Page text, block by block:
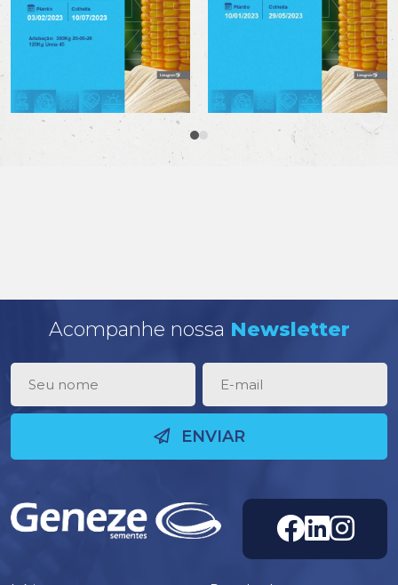
Acompanhe nossa Newsletter
ENVIAR